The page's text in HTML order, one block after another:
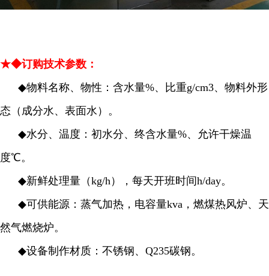
★◆订购技术参数：
◆物料名称、物性：含水量%、比重g/cm3、物料外形
态（成分水、表面水）。
◆水分、温度：初水分、终含水量%、允许干燥温
度℃。
◆新鲜处理量（kg/h），每天开班时间h/day。
◆可供能源：蒸气加热，电容量kva，燃煤热风炉、天
然气燃烧炉。
◆设备制作材质：不锈钢、Q235碳钢。